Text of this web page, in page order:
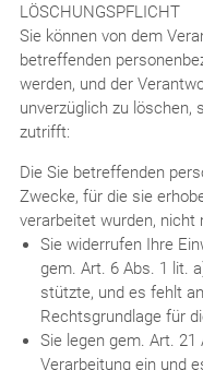
LÖSCHUNGSPFLICHT
Sie können von dem
betreffenden
werden, und der
unverzüglich zu löschen,
zutrifft:
Die Sie betreffenden
Zwecke, für die sie
verarbeitet wurden, nicht
Sie widerrufen Ihre
gem. Art. 6 Abs. 1 lit.
stützte, und es fehlt
Rechtsgrundlage für
Sie legen gem. Art. 21
Verarbeitung ein und